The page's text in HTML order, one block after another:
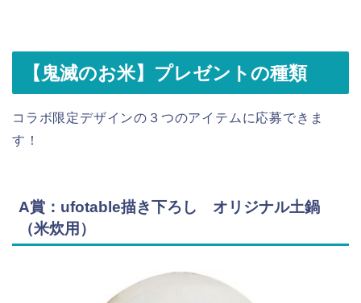
【鬼滅のお米】プレゼントの種類
コラボ限定デザインの３つのアイテムに応募できま
す！
A賞：ufotable描き下ろし オリジナル土鍋
（米炊用）